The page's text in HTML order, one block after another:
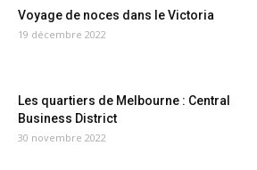
Voyage de noces dans le Victoria
19 décembre 2022
Les quartiers de Melbourne : Central
Business District
30 novembre 2022